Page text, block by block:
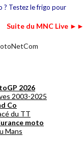
? Testez le frigo pour
Suite du MNC Live ►►
2026
2003-2025
Co
du TT
moto
Mans